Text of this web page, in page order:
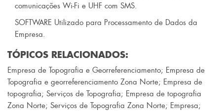
comunicações Wi-Fi e UHF com SMS.
SOFTWARE Utilizado para Processamento de Dados da
Empresa.
TÓPICOS RELACIONADOS:
Empresa de Topografia e Georreferenciamento; Empresa de
Topografia e georreferenciamento Zona Norte; Empresa de
topografia; Serviços de Topografia; Empresa de topografia
Zona Norte; Serviços de Topografia Zona Norte; Empresa;